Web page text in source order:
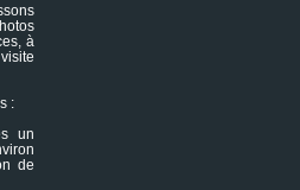
à
:
un
de